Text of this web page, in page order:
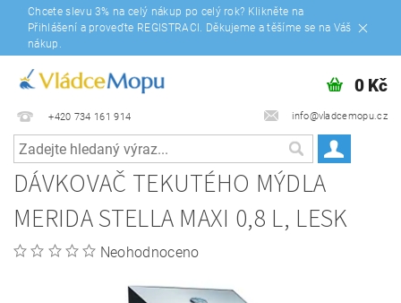
Chcete slevu 3% na celý nákup po celý rok? Klikněte na
Přihlášení a proveďte REGISTRACI. Děkujeme a těšíme se na Váš
nákup.
+420 734 161 914 info@vladcemopu.cz
0 Kč
DÁVKOVAČ TEKUTÉHO MÝDLA
MERIDA STELLA MAXI 0,8 L, LESK
Neohodnoceno